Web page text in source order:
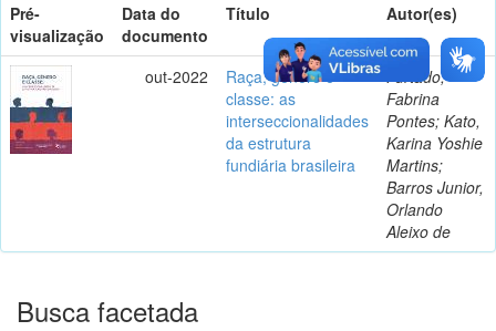
Pré-
visualização
Data do
documento
Título Autor(es)
out-2022
Raça, gênero e
classe: as
interseccionalidades
da estrutura
fundiária brasileira
Furtado,
Fabrina
Pontes; Kato,
Karina Yoshie
Martins;
Barros Junior,
Orlando
Aleixo de
Busca facetada